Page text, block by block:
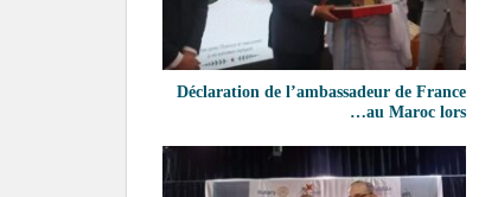
Déclaration de l’ambassadeur de France
au Maroc lors…